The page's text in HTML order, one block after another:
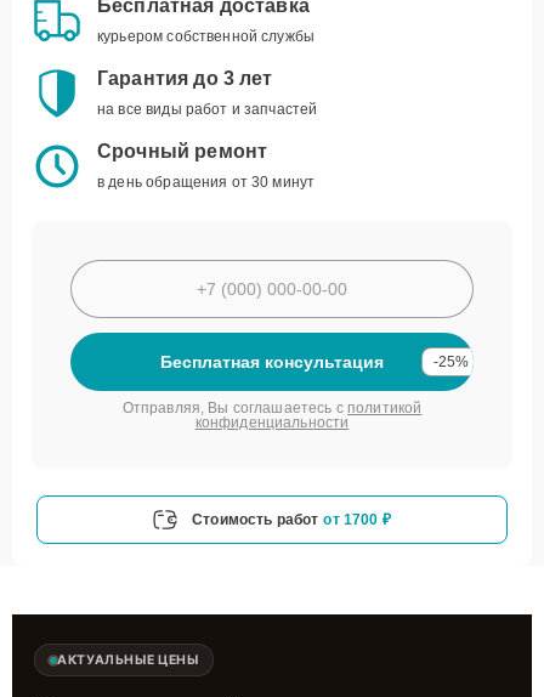
Бесплатная доставка
курьером собственной службы
Гарантия до 3 лет
на все виды работ и запчастей
Срочный ремонт
в день обращения от 30 минут
Бесплатная консультация -25%
Отправляя, Вы соглашаетесь с политикой
конфиденциальности
Стоимость работ от 1700 ₽
АКТУАЛЬНЫЕ ЦЕНЫ